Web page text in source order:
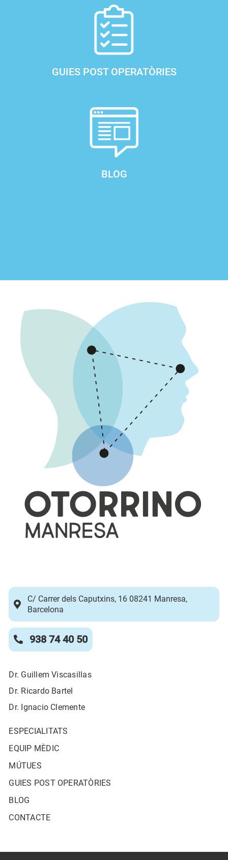
GUIES POST OPERATÒRIES
BLOG
C/ Carrer dels Caputxins, 16 08241 Manresa,
Barcelona
938 74 40 50
Dr. Guillem Viscasillas
Dr. Ricardo Bartel
Dr. Ignacio Clemente
ESPECIALITATS
EQUIP MÈDIC
MÚTUES
GUIES POST OPERATÒRIES
BLOG
CONTACTE